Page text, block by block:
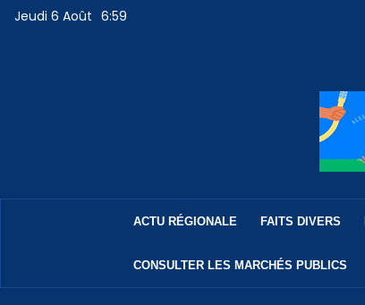
Jeudi 6 Août 6:59
ACTU RÉGIONALE FAITS DIVERS
CONSULTER LES MARCHÉS PUBLICS